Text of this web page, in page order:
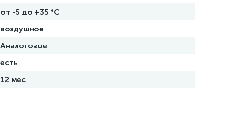
от -5 до +35 °C
воздушное
Аналоговое
есть
12 мес